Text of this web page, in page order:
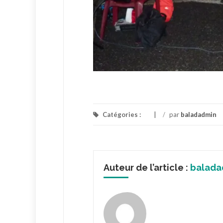
Catégories : / par baladadmin
Auteur de l’article :